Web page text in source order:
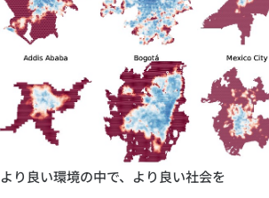
より良い環境の中で、より良い社会を